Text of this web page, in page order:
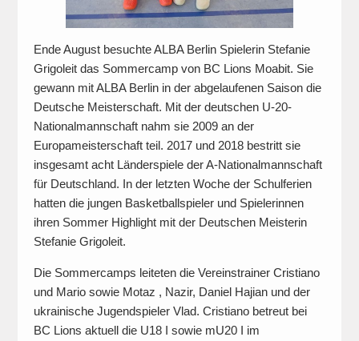
Ende August besuchte ALBA Berlin Spielerin Stefanie
Grigoleit das Sommercamp von BC Lions Moabit. Sie
gewann mit ALBA Berlin in der abgelaufenen Saison die
Deutsche Meisterschaft. Mit der deutschen U-20-
Nationalmannschaft nahm sie 2009 an der
Europameisterschaft teil. 2017 und 2018 bestritt sie
insgesamt acht Länderspiele der A-Nationalmannschaft
für Deutschland. In der letzten Woche der Schulferien
hatten die jungen Basketballspieler und Spielerinnen
ihren Sommer Highlight mit der Deutschen Meisterin
Stefanie Grigoleit.
Die Sommercamps leiteten die Vereinstrainer Cristiano
und Mario sowie Motaz , Nazir, Daniel Hajian und der
ukrainische Jugendspieler Vlad. Cristiano betreut bei
BC Lions aktuell die U18 I sowie mU20 I im